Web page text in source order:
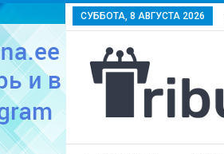
СУББОТА, 8 АВГУСТА 2026